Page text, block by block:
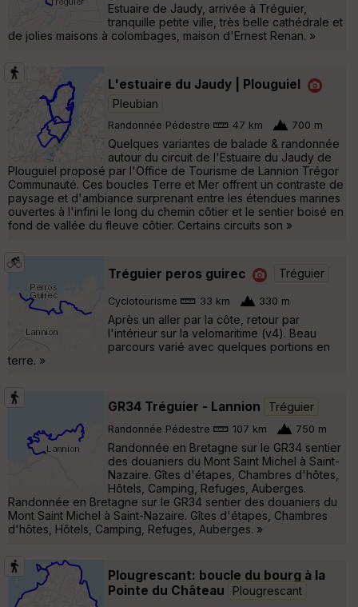
Estuaire de Jaudy, arrivée à Tréguier,
tranquille petite ville, très belle cathédrale et
de jolies maisons à colombages, maison d'Ernest Renan. »
L'estuaire du Jaudy | Plouguiel
Pleubian
Randonnée Pédestre 47 km 700 m
Quelques variantes de balade & randonnée
autour du circuit de l'Estuaire du Jaudy de
Plouguiel proposé par l'Office de Tourisme de Lannion Trégor
Communauté. Ces boucles Terre et Mer offrent un contraste de
paysage et d'ambiance surprenant entre les étendues marines
ouvertes à l'infini le long du chemin côtier et le sentier boisé en
fond de vallée du fleuve côtier. Certains circuits son »
Tréguier peros guirec Tréguier
Cyclotourisme 33 km 330 m
Après un aller par la côte, retour par
l'intérieur sur la velomaritime (v4). Beau
parcours varié avec quelques portions en
terre. »
GR34 Tréguier - Lannion Tréguier
Randonnée Pédestre 107 km 750 m
Randonnée en Bretagne sur le GR34 sentier
des douaniers du Mont Saint Michel à Saint-
Nazaire. Gîtes d'étapes, Chambres d'hôtes,
Hôtels, Camping, Refuges, Auberges.
Randonnée en Bretagne sur le GR34 sentier des douaniers du
Mont Saint Michel à Saint-Nazaire. Gîtes d'étapes, Chambres
d'hôtes, Hôtels, Camping, Refuges, Auberges. »
Plougrescant: boucle du bourg à la
Pointe du Château
Plougrescant